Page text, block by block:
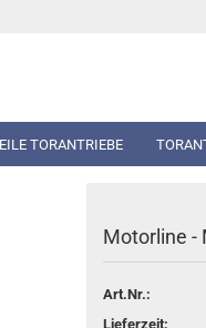
Konto erstellen
TORANTRIEBE
Motorline -
Art.Nr.:
Lieferzeit: